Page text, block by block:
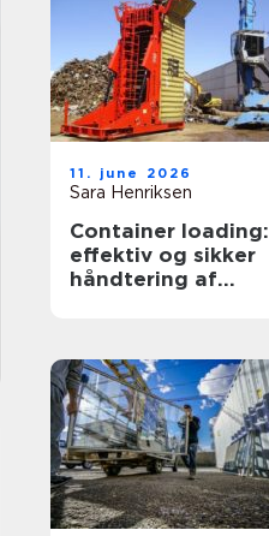
11. june 2026
Sara Henriksen
Container loading:
effektiv og sikker
håndtering af